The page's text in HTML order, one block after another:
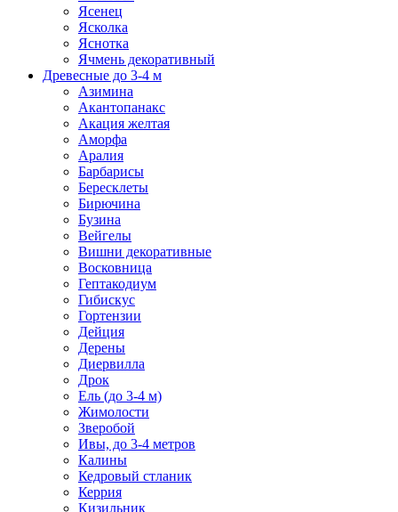
Ясенец
Ясколка
Яснотка
Ячмень декоративный
Древесные до 3-4 м
Азимина
Акантопанакс
Акация желтая
Аморфа
Аралия
Барбарисы
Бересклеты
Бирючина
Бузина
Вейгелы
Вишни декоративные
Восковница
Гептакодиум
Гибискус
Гортензии
Дейция
Дерены
Диервилла
Дрок
Ель (до 3-4 м)
Жимолости
Зверобой
Ивы, до 3-4 метров
Калины
Кедровый стланик
Керрия
Кизильник